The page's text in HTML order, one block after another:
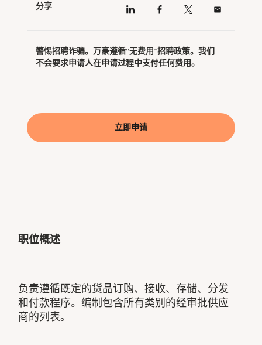
职位概述
负责遵循既定的货品订购、接收、存储、分发
和付款程序。编制包含所有类别的经审批供应
商的列表。
分享
警惕招聘诈骗。万豪遵循“无费用”招聘政策。我们
不会要求申请人在申请过程中支付任何费用。
立即申请